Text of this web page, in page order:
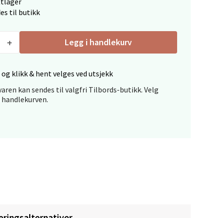
til butikk
Legg i handlekurv
klikk & hent velges ved utsjekk
kan sendes til valgfri Tilbords-butikk. Velg